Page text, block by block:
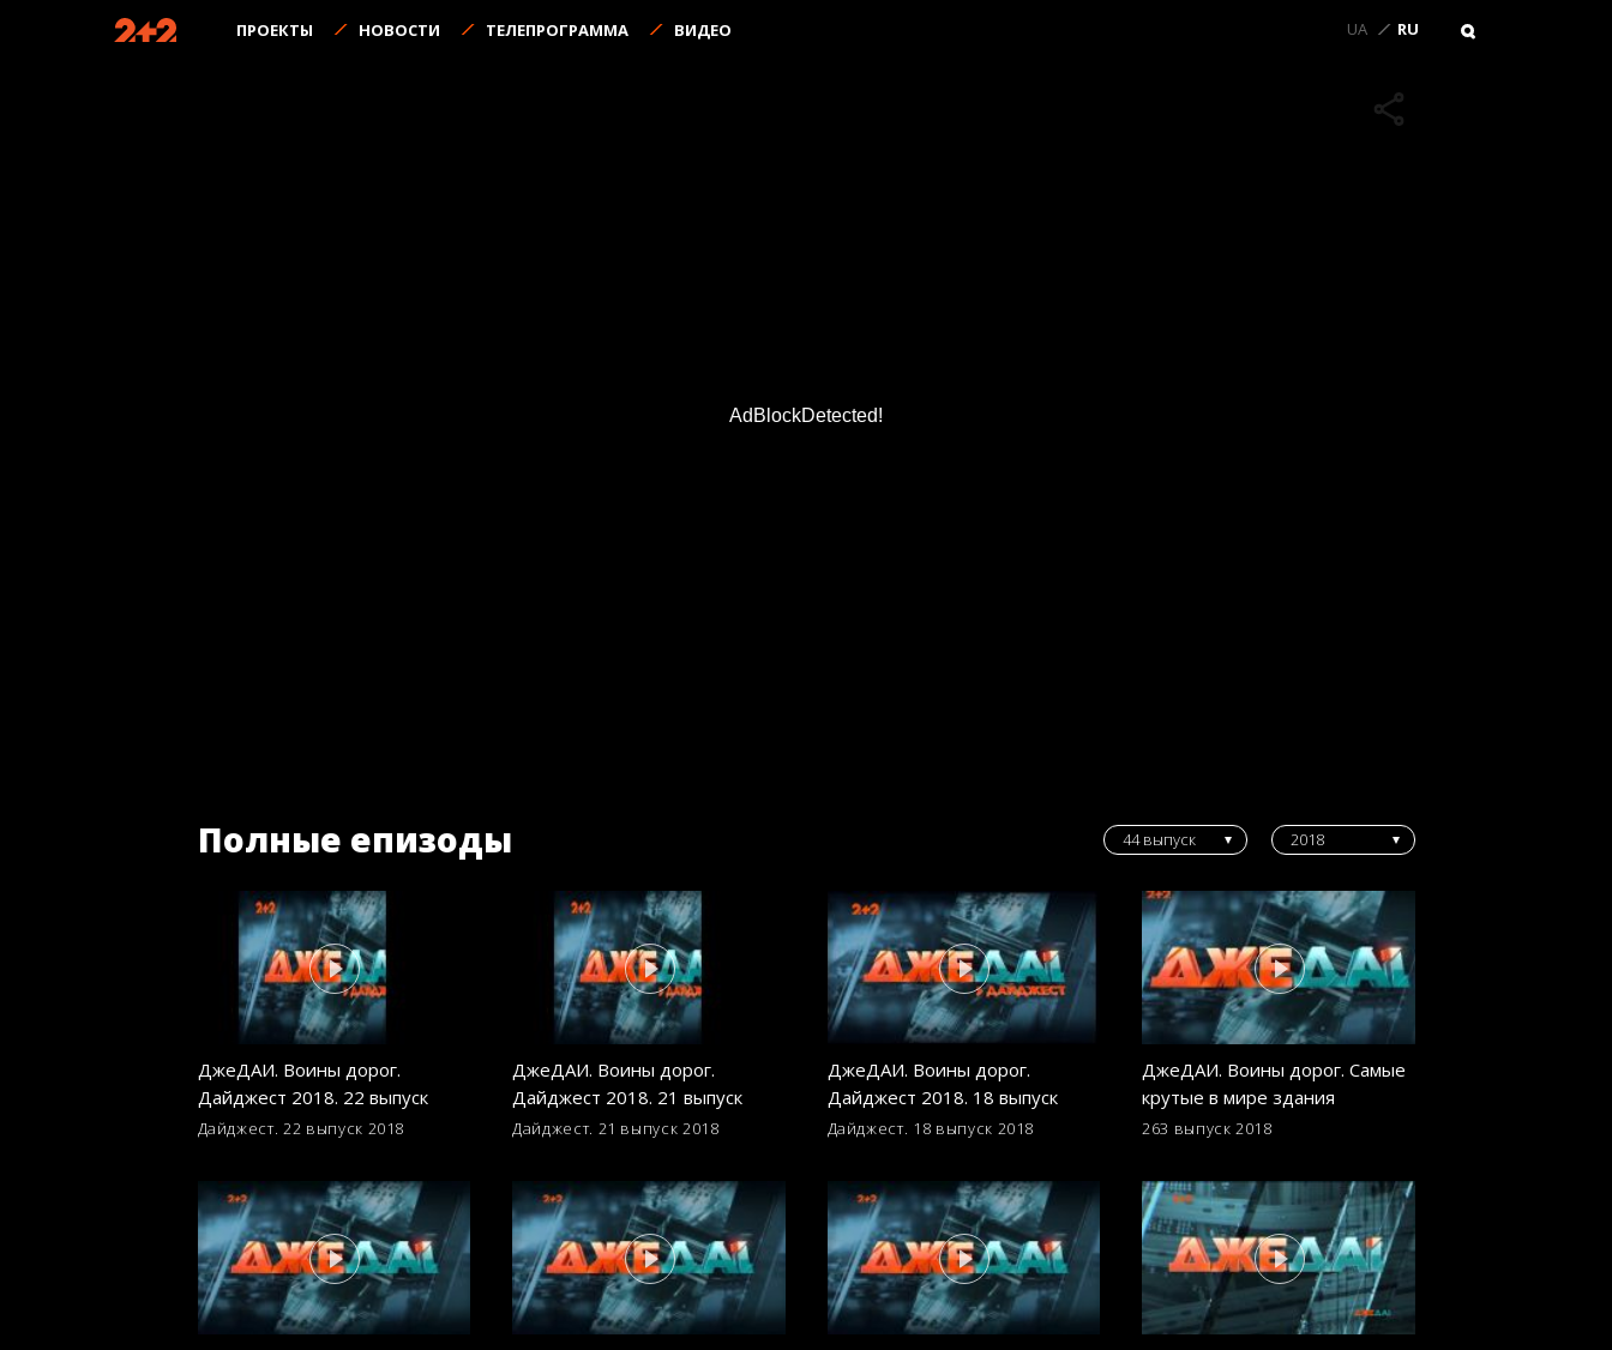
ПРОЕКТЫ НОВОСТИ ТЕЛЕПРОГРАММА ВИДЕО UA RU
AdBlockDetected!
Полные епизоды 44 выпуск 2018
ДжеДАИ. Воины дорог.
Дайджест 2018. 22 выпуск
Дайджест. 22 выпуск 2018
ДжеДАИ. Воины дорог.
Дайджест 2018. 21 выпуск
Дайджест. 21 выпуск 2018
ДжеДАИ. Воины дорог.
Дайджест 2018. 18 выпуск
Дайджест. 18 выпуск 2018
ДжеДАИ. Воины дорог. Самые
крутые в мире здания
263 выпуск 2018